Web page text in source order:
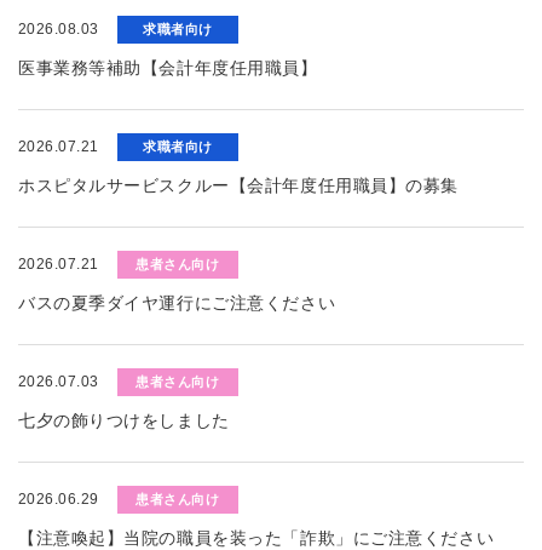
2026.08.03 求職者向け
医事業務等補助【会計年度任用職員】
2026.07.21 求職者向け
ホスピタルサービスクルー【会計年度任用職員】の募集
2026.07.21 患者さん向け
バスの夏季ダイヤ運行にご注意ください
2026.07.03 患者さん向け
七夕の飾りつけをしました
2026.06.29 患者さん向け
【注意喚起】当院の職員を装った「詐欺」にご注意ください